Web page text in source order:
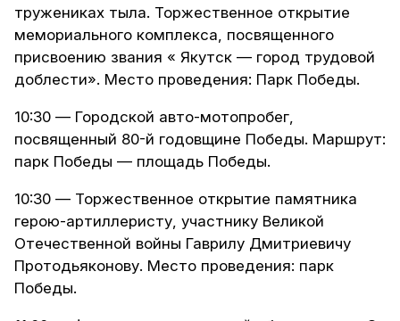
тружениках тыла. Торжественное открытие
мемориального комплекса, посвященного
присвоению звания « Якутск — город трудовой
доблести». Место проведения: Парк Победы.
10:30 — Городской авто-мотопробег,
посвященный 80-й годовщине Победы. Маршрут:
парк Победы — площадь Победы.
10:30 — Торжественное открытие памятника
герою-артиллеристу, участнику Великой
Отечественной войны Гаврилу Дмитриевичу
Протодьяконову. Место проведения: парк
Победы.